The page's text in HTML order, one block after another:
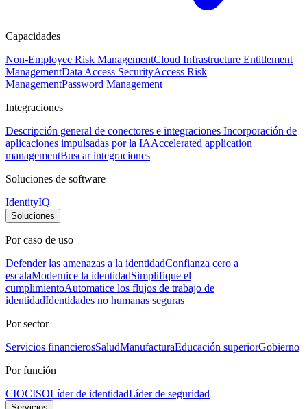
Capacidades
Non-Employee Risk ManagementCloud Infrastructure Entitlement
ManagementData Access SecurityAccess Risk
ManagementPassword Management
Integraciones
Descripción general de conectores e integraciones Incorporación de
aplicaciones impulsadas por la IAAccelerated application
managementBuscar integraciones
Soluciones de software
IdentityIQ
Soluciones
Por caso de uso
Defender las amenazas a la identidadConfianza cero a
escalaModernice la identidadSimplifique el
cumplimientoAutomatice los flujos de trabajo de
identidadIdentidades no humanas seguras
Por sector
Servicios financierosSaludManufacturaEducación superiorGobierno
Por función
CIOCISOLíder de identidadLíder de seguridad